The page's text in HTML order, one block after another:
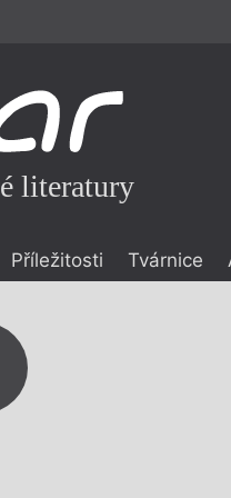
literatury
Příležitosti Tvárnice